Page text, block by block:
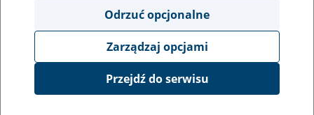
klientów w sprawach płatników składek i ubezpieczonych
w Biurze Terenowym w Lubaczowie.
Do dyspozycji nadal pozostaje skrzynka, do której można
samodzielnie składać dokumenty, wnioski i pisma – bez
Odrzuć opcjonalne
Zarządzaj opcjami
Przejdź do serwisu